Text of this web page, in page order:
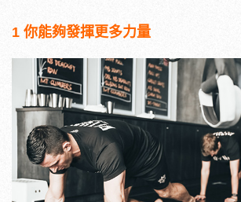
1 你能夠發揮更多力量